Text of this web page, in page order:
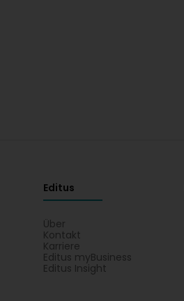
Editus
Über
Kontakt
Karriere
Editus myBusiness
Editus Insight